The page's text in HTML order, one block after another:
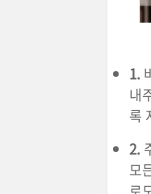
1.
내
록
2.
모